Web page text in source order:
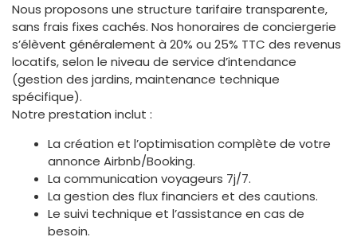
Nous proposons une structure tarifaire transparente,
sans frais fixes cachés. Nos honoraires de conciergerie
s’élèvent généralement à 20% ou 25% TTC des revenus
locatifs, selon le niveau de service d’intendance
(gestion des jardins, maintenance technique
spécifique).
Notre prestation inclut :
La création et l’optimisation complète de votre
annonce Airbnb/Booking.
La communication voyageurs 7j/7.
La gestion des flux financiers et des cautions.
Le suivi technique et l’assistance en cas de
besoin.